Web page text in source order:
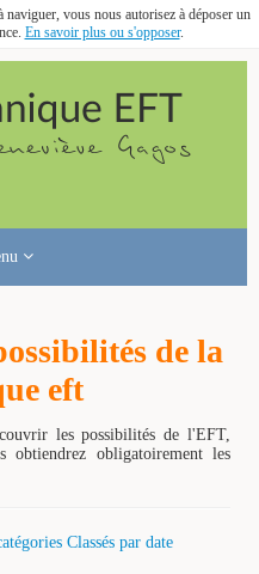
vous nous autorisez à déposer un
En savoir plus ou s'opposer.
de la
eft
les possibilités de l'EFT,
obtiendrez obligatoirement les
Classés par date